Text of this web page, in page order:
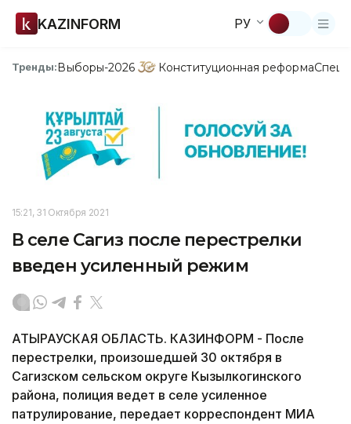
KAZINFORM РУ
Тренды:Выборы-2026 Конституционная реформа
15:21, 31 Октября 2021
В селе Сагиз после перестрелки
введен усиленный режим
АТЫРАУСКАЯ ОБЛАСТЬ. КАЗИНФОРМ - После
перестрелки, произошедшей 30 октября в
Сагизском сельском округе Кызылкогинского
района, полиция ведет в селе усиленное
патрулирование, передает корреспондент МИА